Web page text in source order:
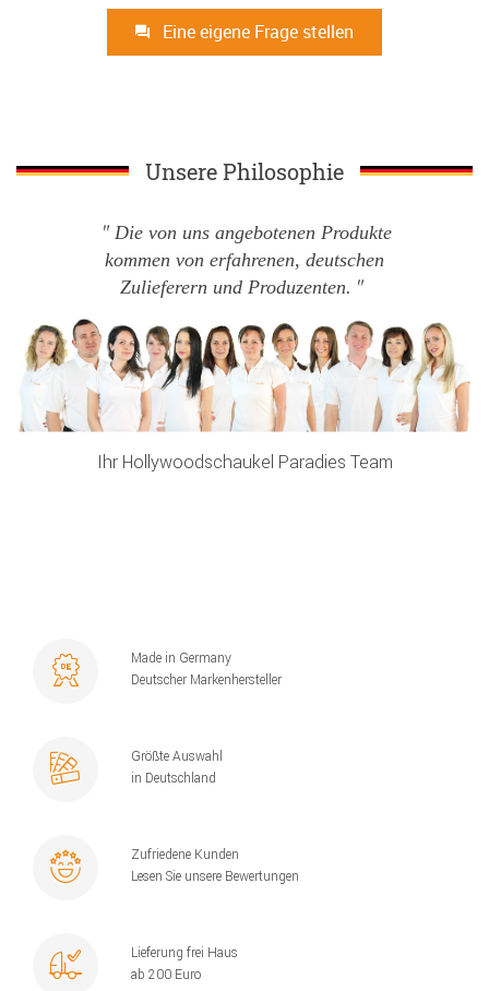
Eine eigene Frage stellen
Unsere Philosophie
Die von uns angebotenen Produkte
kommen von erfahrenen, deutschen
Zulieferern und Produzenten.
Ihr Hollywoodschaukel Paradies Team
Made in Germany
Deutscher Markenhersteller
Größte Auswahl
in Deutschland
Zufriedene Kunden
Lesen Sie unsere Bewertungen
Lieferung frei Haus
ab 200 Euro